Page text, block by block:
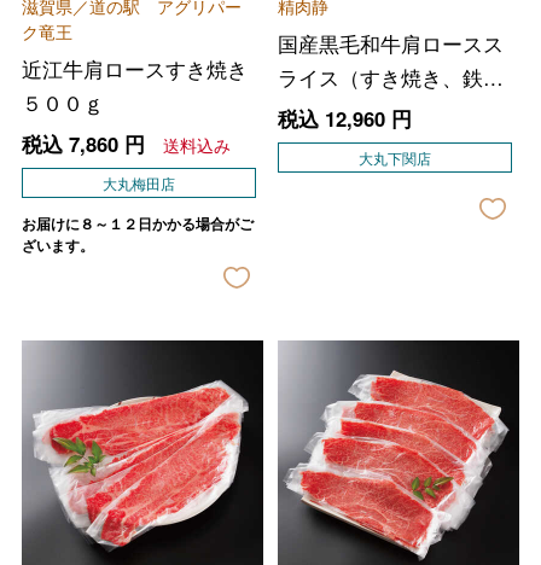
滋賀県／道の駅 アグリパー
ク竜王
近江牛肩ロースすき焼き
５００ｇ
税込 7,860円 送料込み
大丸梅田店
お届けに８～１２日かかる場合がご
ざいます。
精肉静
国産黒毛和牛肩ロースス
ライス（すき焼き、鉄板
焼き用）
税込 12,960円
大丸下関店